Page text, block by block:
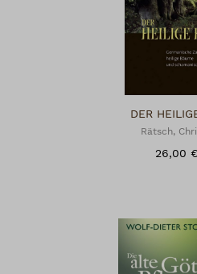
DER
Rätsch,
26,00